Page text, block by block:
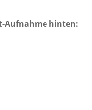
Aufnahme hinten: